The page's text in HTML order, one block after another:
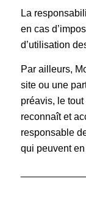
La
en cas
d’utilisation
Par ailleurs,
site ou une
préavis, le
reconnaît et
responsable
qui peuvent